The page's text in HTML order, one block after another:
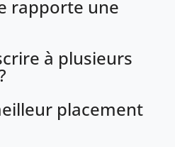
rapporte une
à plusieurs
placement